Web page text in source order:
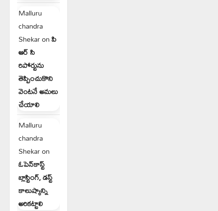
Malluru
chandra
Shekaronపి
ఆర్ సి
రిపోర్టును
తెప్పించుకొని
వెంటనే అమలు
చేయాలి
Malluru
chandra
Shekaron
ఓపెన్‌కాస్ట్
బ్లాస్టింగ్, డస్ట్
కాలుష్యాన్ని
అరికట్టాలి